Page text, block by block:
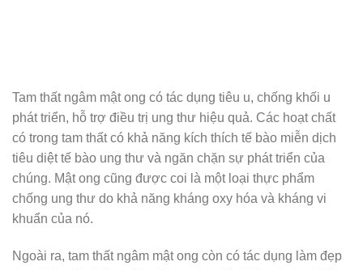
Tam thất ngâm mật ong có tác dụng tiêu u, chống khối u
phát triển, hỗ trợ điều trị ung thư hiệu quả. Các hoạt chất
có trong tam thất có khả năng kích thích tế bào miễn dịch
tiêu diệt tế bào ung thư và ngăn chặn sự phát triển của
chúng. Mật ong cũng được coi là một loại thực phẩm
chống ung thư do khả năng kháng oxy hóa và kháng vi
khuẩn của nó.
Ngoài ra, tam thất ngâm mật ong còn có tác dụng làm đẹp